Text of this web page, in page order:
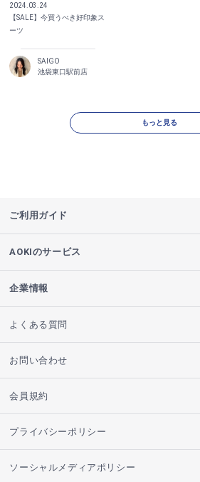
2024.03.24
【SALE】今買うべき好印象ス
ーツ
SAIGO
池袋東口駅前店
もっと見る
ご利用ガイド
AOKIのサービス
企業情報
よくある質問
お問い合わせ
会員規約
プライバシーポリシー
ソーシャルメディアポリシー